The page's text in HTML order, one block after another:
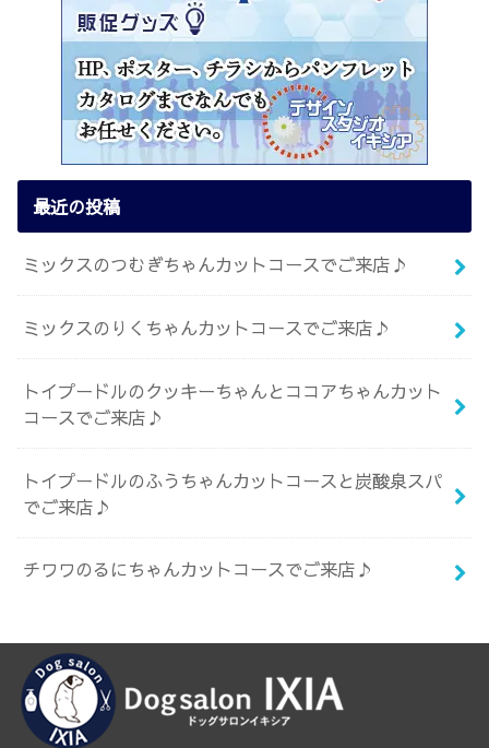
最近の投稿
ミックスのつむぎちゃんカットコースでご来店♪
ミックスのりくちゃんカットコースでご来店♪
トイプードルのクッキーちゃんとココアちゃんカット
コースでご来店♪
トイプードルのふうちゃんカットコースと炭酸泉スパ
でご来店♪
チワワのるにちゃんカットコースでご来店♪